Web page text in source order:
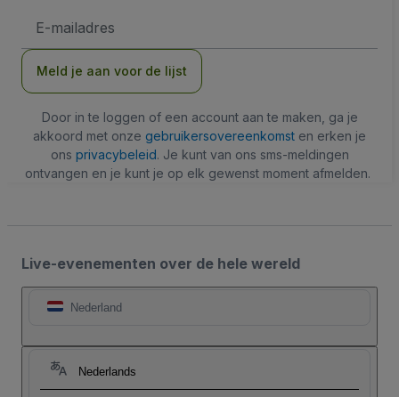
mailadres
Meld je aan voor de lijst
Door in te loggen of een account aan te maken, ga je
akkoord met onze gebruikersovereenkomst en erken je
ons privacybeleid. Je kunt van ons sms-meldingen
ontvangen en je kunt je op elk gewenst moment afmelden.
Live-evenementen over de hele wereld
Nederland
Nederlands